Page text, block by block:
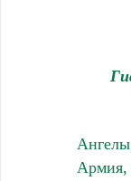
Армия,